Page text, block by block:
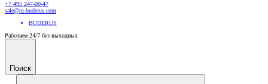
+7 495 247-00-47
sale@ru-buderus.com
BUDERUS
Работаем 24/7 без выходных
Поиск